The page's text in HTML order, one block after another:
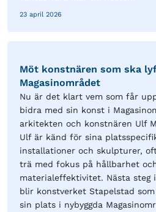
23 april 2026
Möt konstnären som ska
Magasinområdet
Nu är det klart vem som får
bidra med sin konst i
arkitekten och konstnären Ulf
Ulf är känd för sina
installationer och skulpturer,
trä med fokus på hållbarhet
materialeffektivitet. Nästa steg
blir konstverket Stapelstad
sin plats i nybyggda